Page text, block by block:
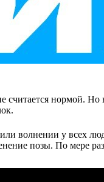
нормой.
волнении у всех
позы. По мере